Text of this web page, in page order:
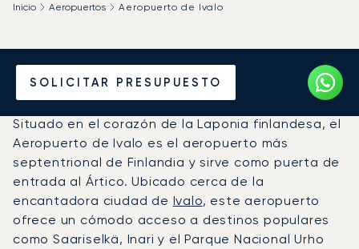
SOLICITAR PRESUPUESTO
Inicio Aeropuertos Aeropuerto de Ivalo
Vuele en Jet Privado al
Aeropuerto de Ivalo (IVL)
Situado en el corazón de la Laponia finlandesa, el
Aeropuerto de Ivalo es el aeropuerto más
septentrional de Finlandia y sirve como puerta de
entrada al Ártico. Ubicado cerca de la
encantadora ciudad de Ivalo, este aeropuerto
ofrece un cómodo acceso a destinos populares
como Saariselkä, Inari y el Parque Nacional Urho